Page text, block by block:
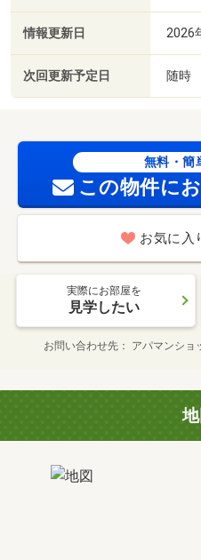
情報更新日 2026
次回更新予定日 随時
無料・簡
この物件に
お気に入
実際にお部屋を
見学したい
お問い合わせ先 アパマンショ